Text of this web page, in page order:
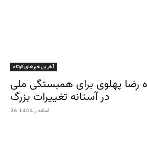
آخرین خبرهای کوتاه
رضا پهلوی برای همبستگی ملی
در آستانه تغییرات بزرگ
26 اسفند , 1404